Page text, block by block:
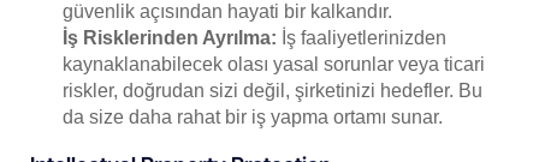
güvenlik açısından hayati bir kalkandır.
İş Risklerinden Ayrılma: İş faaliyetlerinizden
kaynaklanabilecek olası yasal sorunlar veya ticari
riskler, doğrudan sizi değil, şirketinizi hedefler. Bu
da size daha rahat bir iş yapma ortamı sunar.